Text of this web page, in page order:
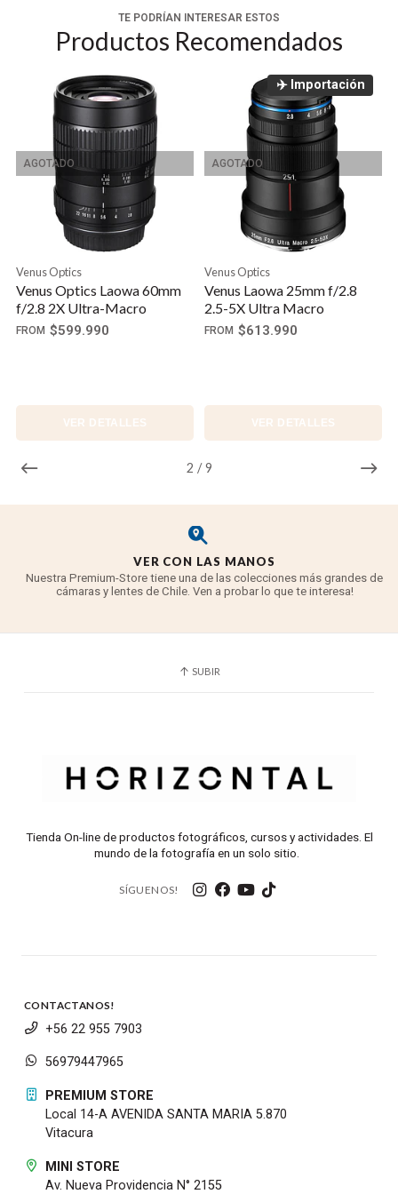
El diseño de enfoque manual, junto con la
distancia de enfoque y la profundidad de las
enfoque preciso.
Un diafragma de 13 hojas contribuye a una
agradable calidad bokeh.
TE PODRÍAN INTERESAR ESTOS
Productos Recomendados
2 / 9
AGOTADO
Venus Optics
Venus Optics Laowa 60mm
f/2.8 2X Ultra-Macro
FROM $599.990
VER DETALLES
AGOTADO
✈️ Importación
Venus Optics
Venus Laowa 25mm f/2.8
2.5-5X Ultra Macro
FROM $613.990
VER DETALLES
VER CON LAS MANOS
Nuestra Premium-Store tiene una de las colecciones más grandes de
cámaras y lentes de Chile. Ven a probar lo que te interesa!
SUBIR
Tienda On-line de productos fotográficos, cursos y actividades. El
mundo de la fotografía en un solo sitio.
SÍGUENOS!
CONTACTANOS!
+56 22 955 7903
56979447965
PREMIUM STORE
Local 14-A AVENIDA SANTA MARIA 5.870
Vitacura
MINI STORE
Av. Nueva Providencia N° 2155